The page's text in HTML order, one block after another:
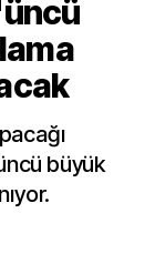
büyük